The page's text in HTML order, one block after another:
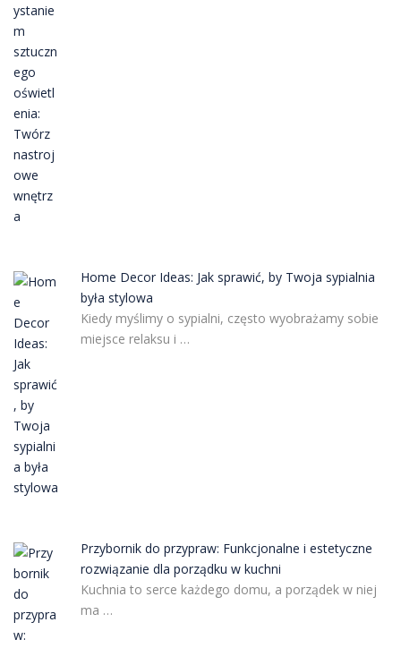
Home Decor Ideas: Jak sprawić, by Twoja sypialnia
była stylowa
Kiedy myślimy o sypialni, często wyobrażamy sobie
miejsce relaksu i …
Przybornik do przypraw: Funkcjonalne i estetyczne
rozwiązanie dla porządku w kuchni
Kuchnia to serce każdego domu, a porządek w niej
ma …